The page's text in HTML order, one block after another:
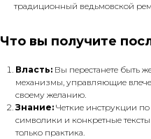
традиционный ведьмовской
Что вы получите
Власть: Вы перестанете быть
механизмы, управляющие
своему желанию.
Знание: Четкие инструкции
символики и конкретные
только практика.